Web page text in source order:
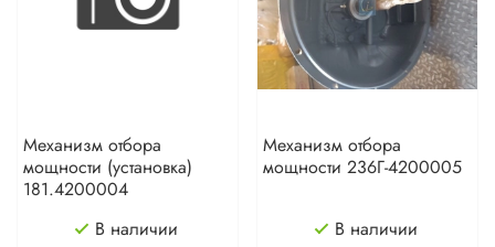
Механизм отбора
мощности (установка)
181.4200004
В наличии
Механизм отбора
мощности 236Г-4200005
В наличии